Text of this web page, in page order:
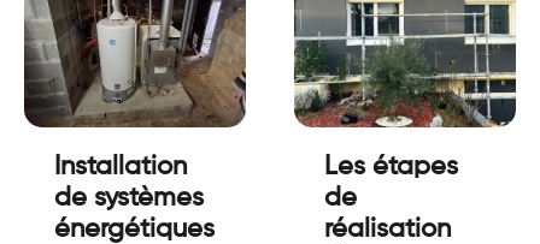
Installation
de systèmes
énergétiques
Les étapes
de
réalisation